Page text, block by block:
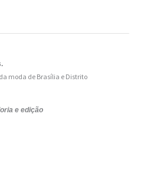
moda de Brasília e Distrito
e edição